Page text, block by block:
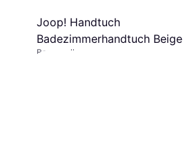
Joop! Handtuch
Badezimmerhandtuch Beige
Baumwolle